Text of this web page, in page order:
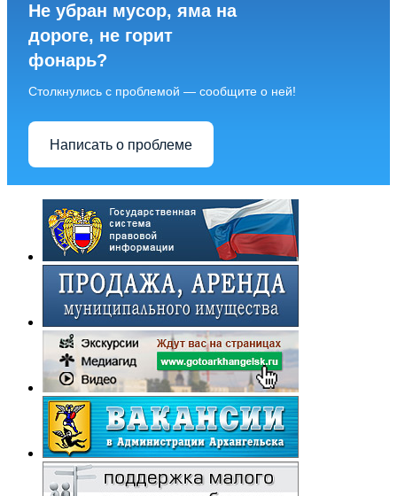
Не убран мусор, яма на
дороге, не горит
фонарь?
Столкнулись с проблемой — сообщите о ней!
Написать о проблеме